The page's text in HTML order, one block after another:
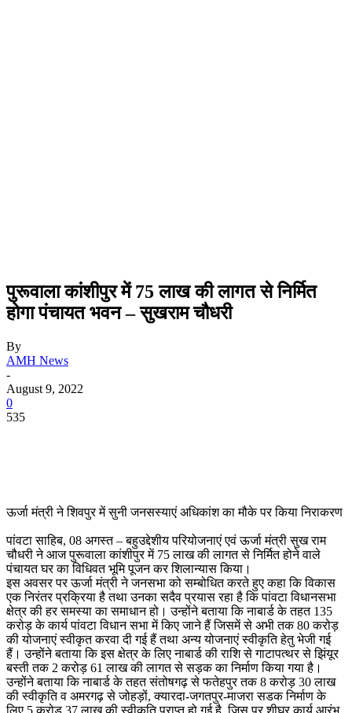
पुरूवाला कांशीपुर में 75 लाख की लागत से निर्मित
होगा पंचायत भवन – सुखराम चौधरी
By
AMH News
-
August 9, 2022
0
535
ऊर्जा मंत्री ने शिवपुर में सुनी जनसस्याएं अधिकांश का मौके पर किया निराकरण
पांवटा साहिब, 08 अगस्त – बहुउद्देशीय परियोजनाएं एवं ऊर्जा मंत्री सुख राम
चौधरी ने आज पुरूवाला कांशीपुर में 75 लाख की लागत से निर्मित होने वाले
पंचायत घर का विधिवत भूमि पूजन कर शिलान्यास किया।
इस अवसर पर ऊर्जा मंत्री ने जनसभा को सम्बोधित करते हुए कहा कि विकास
एक निरंतर प्रक्रिया है तथा उनका सदैव प्रयास रहा है कि पांवटा विधानसभा
क्षेत्र की हर समस्या का समाधान हो। उन्होंने बताया कि नाबार्ड के तहत 135
करोड़ के कार्य पांवटा विधान सभा में किए जाने हैं जिसमें से अभी तक 80 करोड़
की योजनाएं स्वीकृत करवा दी गई हैं तथा अन्य योजनाएं स्वीकृति हेतु भेजी गई
हैं। उन्होंने बताया कि इस क्षेत्र के लिए नाबार्ड की राशि से गाटापत्थर से झिंयूर
बस्ती तक 2 करोड़ 61 लाख की लागत से सड़क का निर्माण किया गया है।
उन्होंने बताया कि नाबार्ड के तहत संतोषगढ़ से फतेहपुर तक 8 करोड़ 30 लाख
की स्वीकृति व अमरगढ़ से जोहड़ों, क्यारदा-जगतपुर-माजरा सडक निर्माण के
लिए 5 करोड़ 37 लाख की स्वीकृति प्राप्त हो गई है, जिस पर शीघ्र कार्य आरंभ